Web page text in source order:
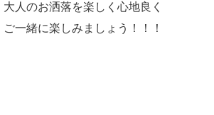
大人のお洒落を楽しく心地良く
ご一緒に楽しみましょう！！！